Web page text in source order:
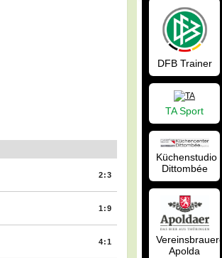
2:3
1:9
4:1
DFB Trainer
TA Sport
Küchenstudio
Dittombée
Vereinsbrauerei
Apolda